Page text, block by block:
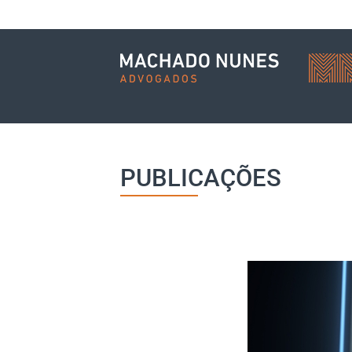
PUBLICAÇÕES